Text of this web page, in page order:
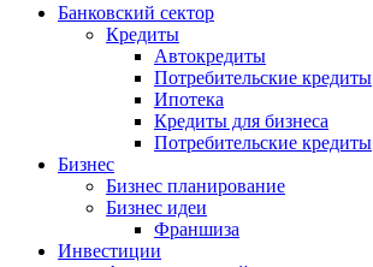
Банковский сектор
Кредиты
Автокредиты
Потребительские кредиты
Ипотека
Кредиты для бизнеса
Потребительские кредиты
Бизнес
Бизнес планирование
Бизнес идеи
Франшиза
Инвестиции